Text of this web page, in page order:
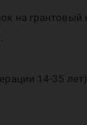
на грантовый
14-35